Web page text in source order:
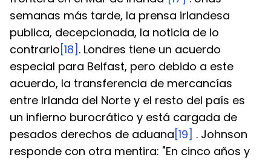
semanas más tarde, la prensa irlandesa
publica, decepcionada, la noticia de lo
contrario [18] . Londres tiene un acuerdo
especial para Belfast, pero debido a este
acuerdo, la transferencia de mercancías
entre Irlanda del Norte y el resto del país es
un infierno burocrático y está cargada de
pesados derechos de aduana [19] . Johnson
responde con otra mentira: "En cinco años y